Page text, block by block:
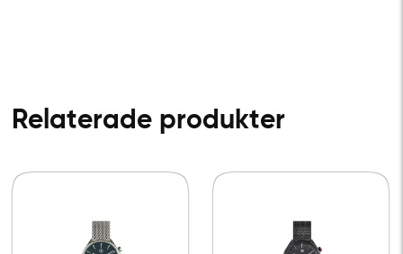
Relaterade produkter